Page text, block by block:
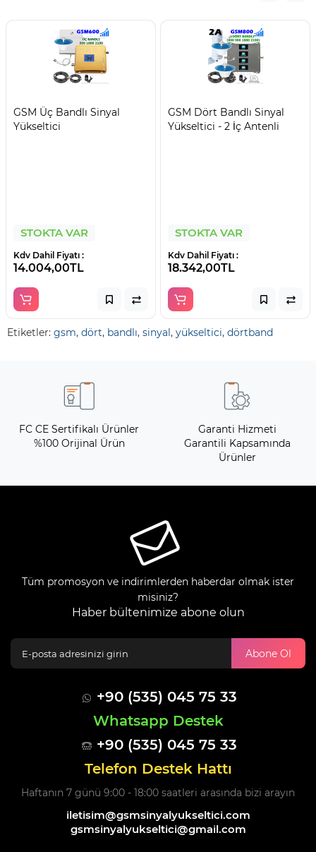
GSM Üç Bandlı Sinyal
Yükseltici
STOKTA VAR
Kdv Dahil Fiyatı :
14.004,00TL
GSM Dört Bandlı Sinyal
Yükseltici - 2 İç Antenli
STOKTA VAR
Kdv Dahil Fiyatı :
18.342,00TL
Etiketler: gsm, dört, bandlı, sinyal, yükseltici, dörtband
FC CE Sertifikalı Ürünler
%100 Orijinal Ürün
Garanti Hizmeti
Garantili Kapsamında
Ürünler
Tüm promosyon ve indirimlerden haberdar olmak ister
misiniz?
Haber bültenimize abone olun
Abone Ol
+90 (535) 045 75 33
Whatsapp Destek
+90 (535) 045 75 33
Telefon Destek Hattı
Haftanın 7 günü 9:00 - 18:00 saatleri arasında bizi arayın
iletisim@gsmsinyalyukseltici.com
gsmsinyalyukseltici@gmail.com